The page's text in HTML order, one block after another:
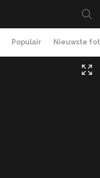
Populair Nieuwste